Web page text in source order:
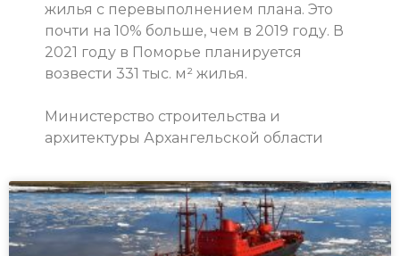
жилья с перевыполнением плана. Это
почти на 10% больше, чем в 2019 году. В
2021 году в Поморье планируется
возвести 331 тыс. м² жилья.
Министерство строительства и
архитектуры Архангельской области